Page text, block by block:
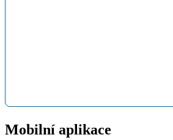
Mobilní aplikace